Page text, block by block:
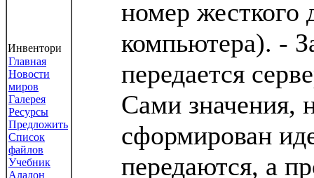
Инвентори
Главная
Новости
миров
Галерея
Ресурсы
Предложить
Список
файлов
Учебник
Аладон
номер жесткого
компьютера). -
передается
Сами значения,
сформирован
передаются, а